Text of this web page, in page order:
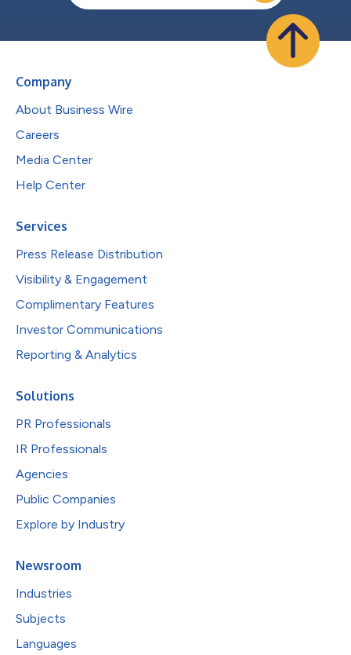
Company
About Business Wire
Careers
Media Center
Help Center
Services
Press Release Distribution
Visibility & Engagement
Complimentary Features
Investor Communications
Reporting & Analytics
Solutions
PR Professionals
IR Professionals
Agencies
Public Companies
Explore by Industry
Newsroom
Industries
Subjects
Languages